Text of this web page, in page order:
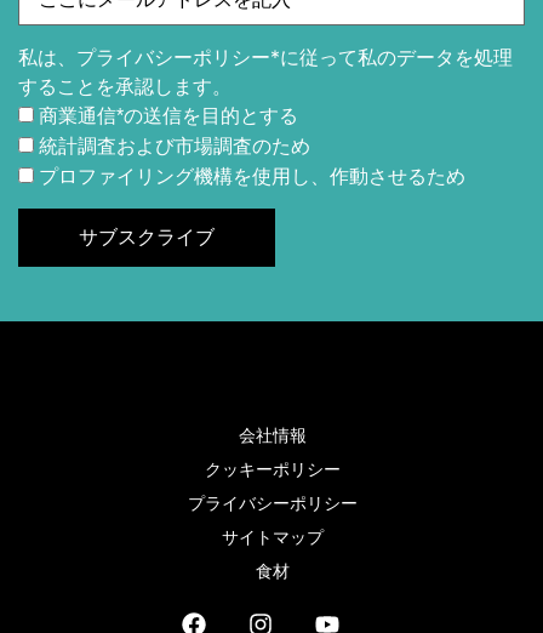
私は、プライバシーポリシー*に従って私のデータを処理
することを承認します。
商業通信*の送信を目的とする
統計調査および市場調査のため
プロファイリング機構を使用し、作動させるため
会社情報
クッキーポリシー
プライバシーポリシー
サイトマップ
食材